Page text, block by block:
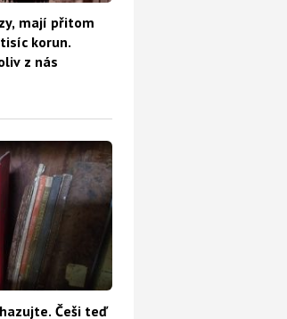
mají přitom
korun.
z nás
Češi teď